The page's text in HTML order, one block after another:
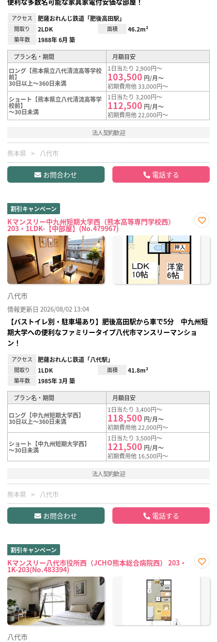
アクセス 肥薩おれんじ鉄道「肥後高田駅」
間取り 2LDK 面積 46.2m²
築年数 1988年 6月 築
プラン名・期間
月額目安
ロング【熊本県立八代清流高等学校
前】
30日以上～360日未満
1日当たり 2,900円～
103,500 円/月～
初期費用他 33,000円～
ショート【熊本県立八代清流高等学
校前】
～30日未満
1日当たり 3,200円～
112,500 円/月～
初期費用他 22,000円～
法人契約歓迎
熊本県 八代市
お問合わせ 電話する
割引キャンペーン
Kマンスリー中九州短期大学西（熊本高等専門学校西）
203・1LDK-【中部屋】(No.479967)
に入
八代市
情報更新日 2026/08/02 13:04
【バストイレ別・駐車場あり】肥後高田駅から車で5分 中九州短
期大学への便利なファミリータイプ八代市マンスリーマンショ
ン！
アクセス 肥薩おれんじ鉄道「八代駅」
間取り 1LDK 面積 41.8m²
築年数 1985年 3月 築
プラン名・期間 月額目安
ロング【中九州短期大学西】
30日以上～360日未満
1日当たり 3,400円～
118,500 円/月～
初期費用他 22,000円～
ショート【中九州短期大学西】
～30日未満
1日当たり 3,500円～
121,500 円/月～
初期費用他 16,500円～
法人契約歓迎
熊本県 八代市
お問合わせ 電話する
割引キャンペーン
Kマンスリー八代市役所西（JCHO熊本総合病院西） 203・
1K-203(No.483394)
に入
八代市